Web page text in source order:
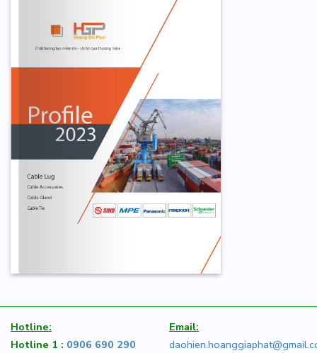
Hotline:
Hotline 1 : 0906 690 290
Email: